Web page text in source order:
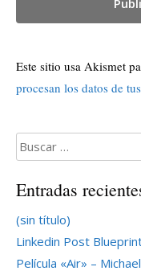
Este sitio usa Akismet
procesan los datos de
Buscar:
Entradas
(sin título)
Linkedin Post
Película «Air» –